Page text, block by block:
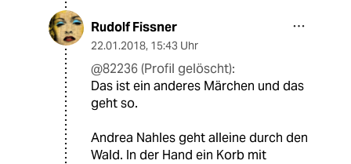
Rudolf Fissner
22.01.2018, 15:43 Uhr
@82236 (Profil gelöscht):
Das ist ein anderes Märchen und das
geht so.
Andrea Nahles geht alleine durch den
Wald. In der Hand ein Korb mit